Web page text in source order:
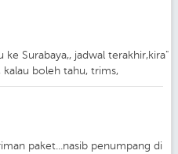
ke Surabaya,, jadwal terakhir,kira"
kalau boleh tahu, trims,
paket...nasib penumpang di